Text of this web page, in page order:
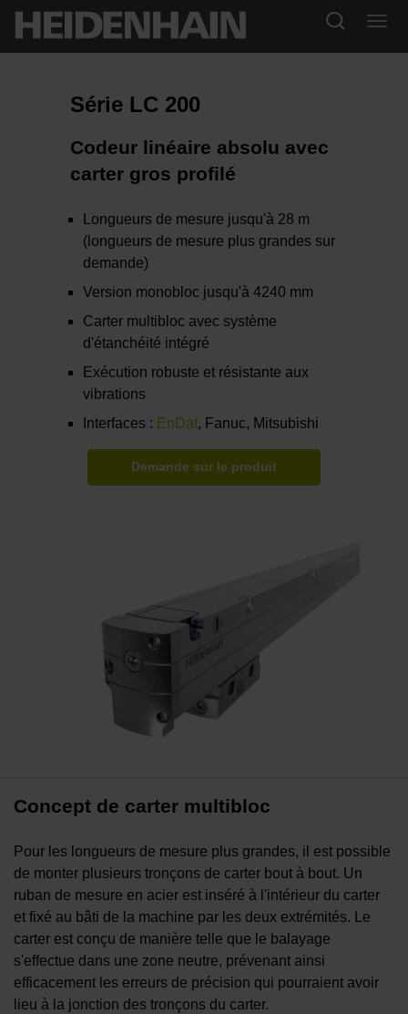
Série LC 200
Codeur linéaire absolu avec
carter gros profilé
Longueurs de mesure jusqu'à 28 m
(longueurs de mesure plus grandes sur
demande)
Version monobloc jusqu'à 4240 mm
Carter multibloc avec système
d'étanchéité intégré
Exécution robuste et résistante aux
vibrations
Interfaces : EnDat, Fanuc, Mitsubishi
Demande sur le produit
Concept de carter multibloc
Pour les longueurs de mesure plus grandes, il est possible
de monter plusieurs tronçons de carter bout à bout. Un
ruban de mesure en acier est inséré à l'intérieur du carter
et fixé au bâti de la machine par les deux extrémités. Le
carter est conçu de manière telle que le balayage
s'effectue dans une zone neutre, prévenant ainsi
efficacement les erreurs de précision qui pourraient avoir
lieu à la jonction des tronçons du carter.